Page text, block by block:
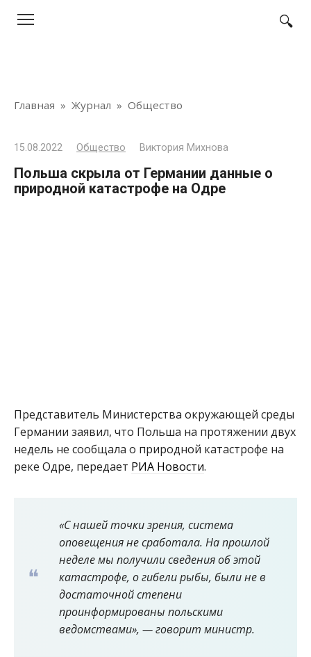
Главная » Журнал » Общество
15.08.2022 Общество Виктория Михнова
Польша скрыла от Германии данные о
природной катастрофе на Одре
Представитель Министерства окружающей среды
Германии заявил, что Польша на протяжении двух
недель не сообщала о природной катастрофе на
реке Одре, передает РИА Новости.
«С нашей точки зрения, система
оповещения не сработала. На прошлой
неделе мы получили сведения об этой
катастрофе, о гибели рыбы, были не в
достаточной степени
проинформированы польскими
ведомствами», — говорит министр.